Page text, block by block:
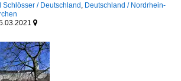
Schlösser / Deutschland Deutschland / Nordrhein-
